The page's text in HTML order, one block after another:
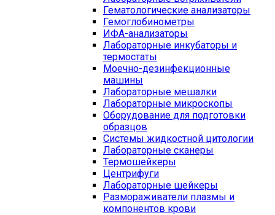
Гематологические анализаторы
Гемоглобинометры
ИФА-анализаторы
Лабораторные инкубаторы и
термостаты
Моечно-дезинфекционные
машины
Лабораторные мешалки
Лабораторные микроскопы
Оборудование для подготовки
образцов
Системы жидкостной цитологии
Лабораторные сканеры
Термошейкеры
Центрифуги
Лабораторные шейкеры
Размораживатели плазмы и
компонентов крови